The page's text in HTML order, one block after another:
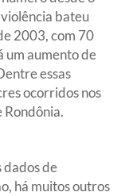
bateu
2003, com 70
um aumento de
essas
ocorridos nos
Rondônia.
dados de
há muitos outros